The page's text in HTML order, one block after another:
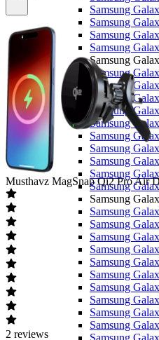
Samsung
Samsung
Samsung
Samsung
Samsung
Samsung
Samsung
Samsung
Samsung
Samsung
Samsung
Samsung
Samsung
Samsung
Samsung
Samsung
Samsung
Samsung
Samsung
Samsung
Samsung
Samsung
Samsung
Samsung
Samsung
Samsung
Samsung
Musthavz MagSnap Qi2 Pro Air
2 reviews